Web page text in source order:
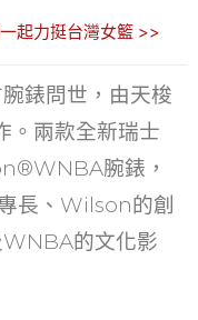
起力挺台灣女籃 >>
錶問世，由天梭
兩款全新瑞士
腕錶，
長、Wilson的創
的文化影